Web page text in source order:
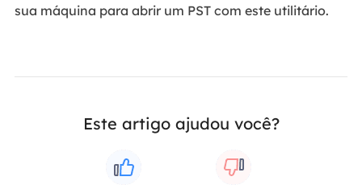
sua máquina para abrir um PST com este utilitário.
Este artigo ajudou você?